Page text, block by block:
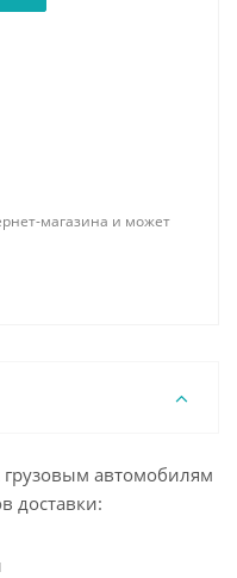
магазина и может
грузовым автомобилям
доставки: